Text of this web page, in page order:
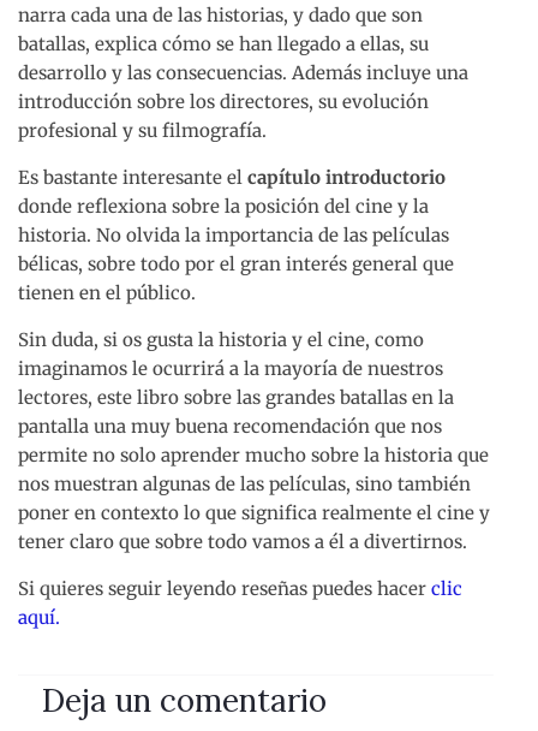
narra cada una de las historias, y dado que son
batallas, explica cómo se han llegado a ellas, su
desarrollo y las consecuencias. Además incluye una
introducción sobre los directores, su evolución
profesional y su filmografía.
Es bastante interesante el capítulo introductorio
donde reflexiona sobre la posición del cine y la
historia. No olvida la importancia de las películas
bélicas, sobre todo por el gran interés general que
tienen en el público.
Sin duda, si os gusta la historia y el cine, como
imaginamos le ocurrirá a la mayoría de nuestros
lectores, este libro sobre las grandes batallas en la
pantalla una muy buena recomendación que nos
permite no solo aprender mucho sobre la historia que
nos muestran algunas de las películas, sino también
poner en contexto lo que significa realmente el cine y
tener claro que sobre todo vamos a él a divertirnos.
Si quieres seguir leyendo reseñas puedes hacer clic
aquí.
Deja un comentario